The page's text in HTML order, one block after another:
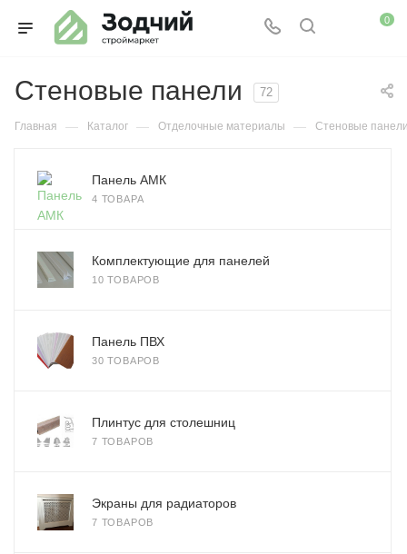
0
Стеновые панели 72
Главная — Каталог — Отделочные материалы — Стеновые
Панель АМК
4 ТОВАРА
Комплектующие для панелей
10 ТОВАРОВ
Панель ПВХ
30 ТОВАРОВ
Плинтус для столешниц
7 ТОВАРОВ
Экраны для радиаторов
7 ТОВАРОВ